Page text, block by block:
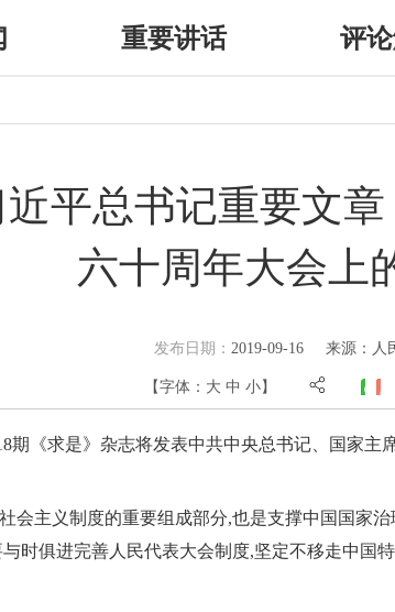
重要讲话 评
近平总书记重要文
六十周年大会上
发布日期： 2019-09-16 来源：人
【字体： 大 中 小】
期《求是》杂志将发表中共中央总书记、国家
会主义制度的重要组成部分,也是支撑中国国家
时俱进完善人民代表大会制度,坚定不移走中国